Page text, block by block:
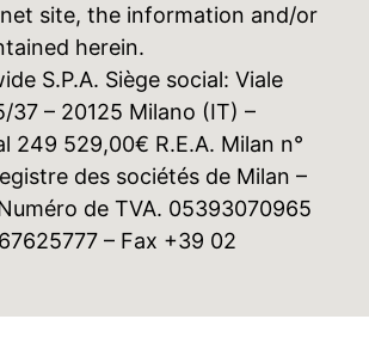
site, the information and/or
herein.
S.P.A. Siège social: Viale
37 – 20125 Milano (IT) –
249 529,00€ R.E.A. Milan n°
des sociétés de Milan –
de TVA. 05393070965
– Fax +39 02